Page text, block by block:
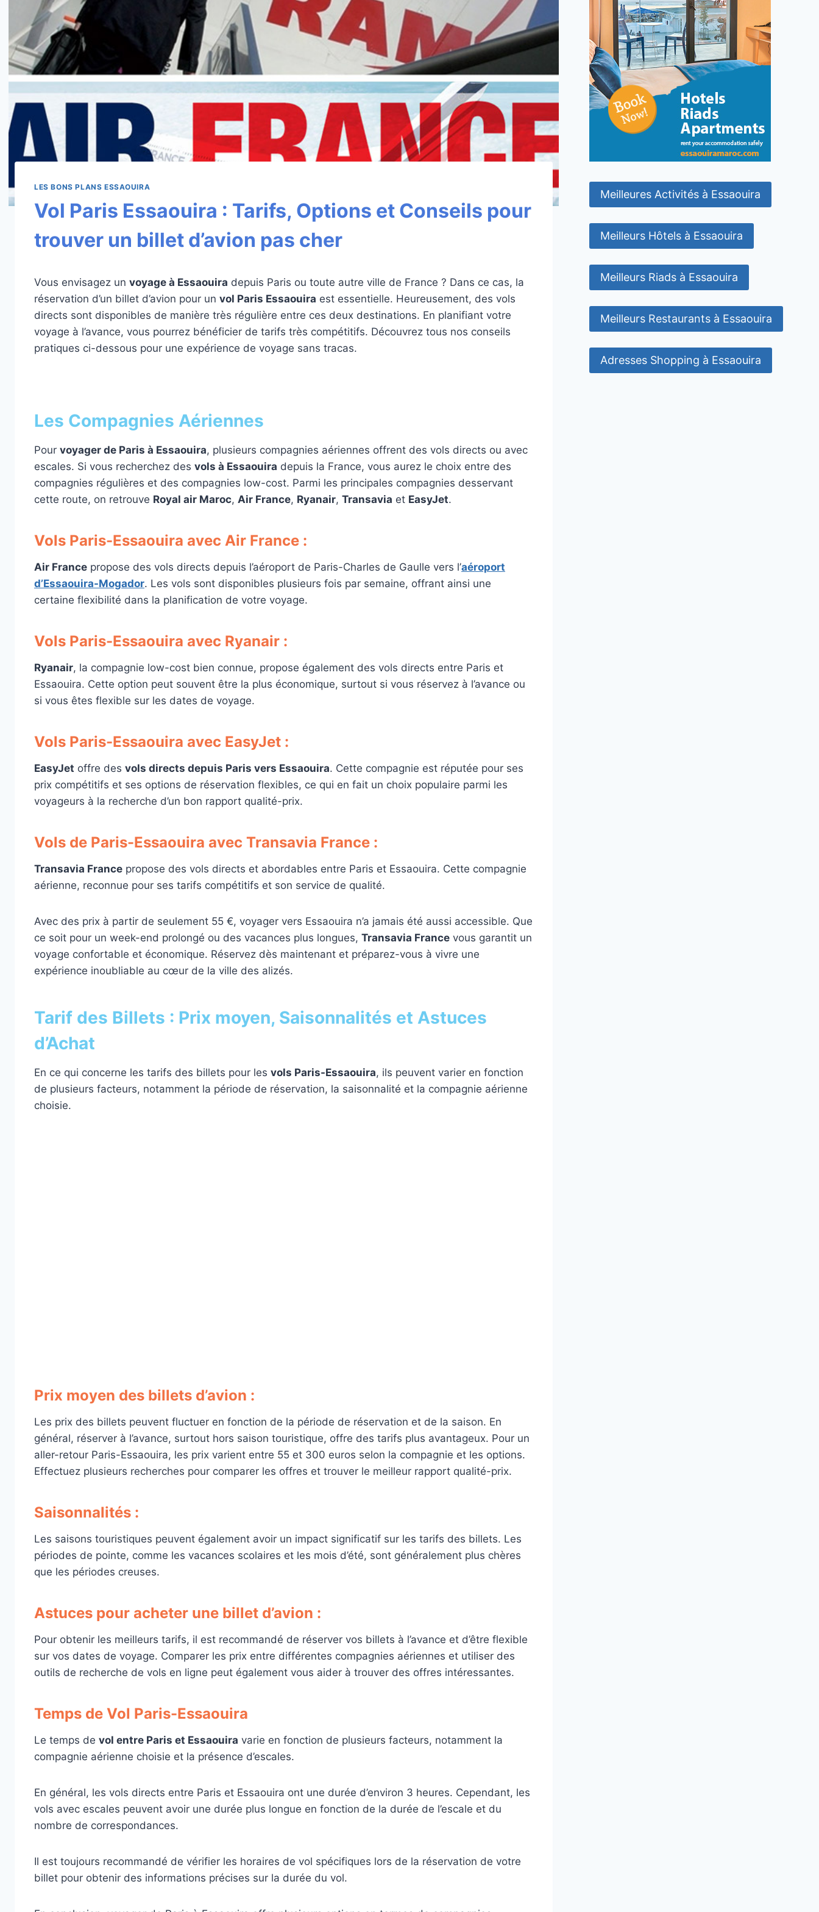
LES BONS PLANS ESSAOUIRA
Vol Paris Essaouira : Tarifs, Options et Conseils pour
trouver un billet d’avion pas cher
Vous envisagez un voyage à Essaouira depuis Paris ou toute autre ville de France ? Dans ce cas, la
réservation d’un billet d’avion pour un vol Paris Essaouira est essentielle. Heureusement, des vols
directs sont disponibles de manière très régulière entre ces deux destinations. En planifiant votre
voyage à l’avance, vous pourrez bénéficier de tarifs très compétitifs. Découvrez tous nos conseils
pratiques ci-dessous pour une expérience de voyage sans tracas.
Les Compagnies Aériennes
Pour voyager de Paris à Essaouira, plusieurs compagnies aériennes offrent des vols directs ou avec
escales. Si vous recherchez des vols à Essaouira depuis la France, vous aurez le choix entre des
compagnies régulières et des compagnies low-cost. Parmi les principales compagnies desservant
cette route, on retrouve Royal air Maroc, Air France, Ryanair, Transavia et EasyJet.
Vols Paris-Essaouira avec Air France :
Air France propose des vols directs depuis l’aéroport de Paris-Charles de Gaulle vers l’aéroport
d’Essaouira-Mogador. Les vols sont disponibles plusieurs fois par semaine, offrant ainsi une
certaine flexibilité dans la planification de votre voyage.
Vols Paris-Essaouira avec Ryanair :
Ryanair, la compagnie low-cost bien connue, propose également des vols directs entre Paris et
Essaouira. Cette option peut souvent être la plus économique, surtout si vous réservez à l’avance ou
si vous êtes flexible sur les dates de voyage.
Vols Paris-Essaouira avec EasyJet :
EasyJet offre des vols directs depuis Paris vers Essaouira. Cette compagnie est réputée pour ses
prix compétitifs et ses options de réservation flexibles, ce qui en fait un choix populaire parmi les
voyageurs à la recherche d’un bon rapport qualité-prix.
Vols de Paris-Essaouira avec Transavia France :
Transavia France propose des vols directs et abordables entre Paris et Essaouira. Cette compagnie
aérienne, reconnue pour ses tarifs compétitifs et son service de qualité.
Avec des prix à partir de seulement 55 €, voyager vers Essaouira n’a jamais été aussi accessible. Que
ce soit pour un week-end prolongé ou des vacances plus longues, Transavia France vous garantit un
voyage confortable et économique. Réservez dès maintenant et préparez-vous à vivre une
expérience inoubliable au cœur de la ville des alizés.
Tarif des Billets : Prix moyen, Saisonnalités et Astuces
d’Achat
En ce qui concerne les tarifs des billets pour les vols Paris-Essaouira, ils peuvent varier en fonction
de plusieurs facteurs, notamment la période de réservation, la saisonnalité et la compagnie aérienne
choisie.
Prix moyen des billets d’avion :
Les prix des billets peuvent fluctuer en fonction de la période de réservation et de la saison. En
général, réserver à l’avance, surtout hors saison touristique, offre des tarifs plus avantageux. Pour un
aller-retour Paris-Essaouira, les prix varient entre 55 et 300 euros selon la compagnie et les options.
Effectuez plusieurs recherches pour comparer les offres et trouver le meilleur rapport qualité-prix.
Saisonnalités :
Les saisons touristiques peuvent également avoir un impact significatif sur les tarifs des billets. Les
périodes de pointe, comme les vacances scolaires et les mois d’été, sont généralement plus chères
que les périodes creuses.
Astuces pour acheter une billet d’avion :
Pour obtenir les meilleurs tarifs, il est recommandé de réserver vos billets à l’avance et d’être flexible
sur vos dates de voyage. Comparer les prix entre différentes compagnies aériennes et utiliser des
outils de recherche de vols en ligne peut également vous aider à trouver des offres intéressantes.
Temps de Vol Paris-Essaouira
Le temps de vol entre Paris et Essaouira varie en fonction de plusieurs facteurs, notamment la
compagnie aérienne choisie et la présence d’escales.
En général, les vols directs entre Paris et Essaouira ont une durée d’environ 3 heures. Cependant, les
vols avec escales peuvent avoir une durée plus longue en fonction de la durée de l’escale et du
nombre de correspondances.
Il est toujours recommandé de vérifier les horaires de vol spécifiques lors de la réservation de votre
billet pour obtenir des informations précises sur la durée du vol.
Meilleures Activités à Essaouira
Meilleurs Hôtels à Essaouira
Meilleurs Riads à Essaouira
Meilleurs Restaurants à Essaouira
Adresses Shopping à Essaouira